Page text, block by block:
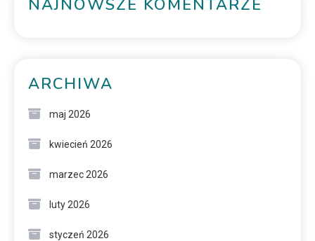
NAJNOWSZE KOMENTARZE
ARCHIWA
maj 2026
kwiecień 2026
marzec 2026
luty 2026
styczeń 2026